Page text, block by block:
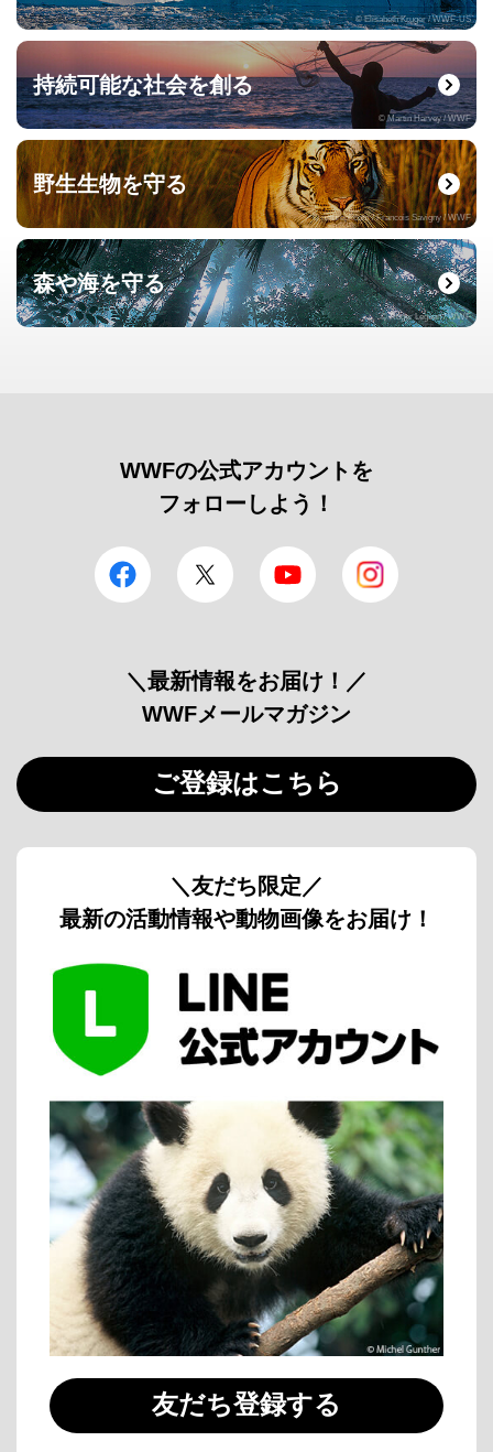
© Elisabeth Kruger / WWF-US
持続可能な社会を創る
© Martin Harvey / WWF
野生生物を守る
© naturepl.com / Francois Savigny / WWF
森や海を守る
© Roger Leguen / WWF
WWFの公式アカウントを
フォローしよう！
facebook Twitter YouTube
＼最新情報をお届け！／
WWFメールマガジン
ご登録はこちら
＼友だち限定／
最新の活動情報や動物画像をお届け！
友だち登録する